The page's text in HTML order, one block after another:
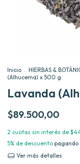
Inicio . HIERBAS &
(Alhucema) x 500 g
Lavanda
$89.500,00
2 cuotas sin interés de
5% de descuento pagando
Ver más detalles